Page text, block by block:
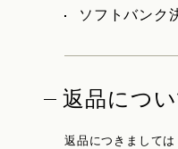
ソフトバンク
返品につい
返品につきまして